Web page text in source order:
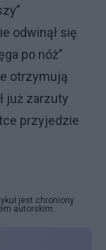
odwinął się
po nóż”
otrzymują
już zarzuty
przyjedzie
jest chroniony
autorskim.